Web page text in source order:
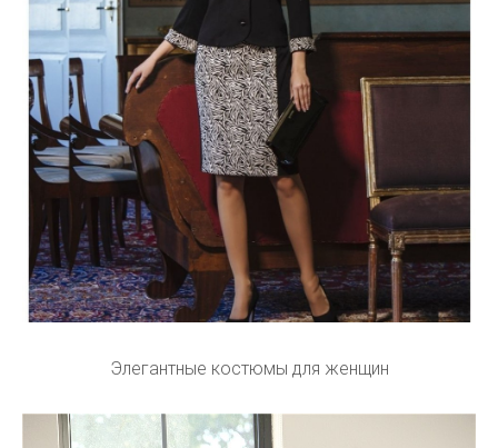
Элегантные костюмы для женщин